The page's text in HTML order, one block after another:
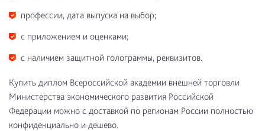
профессии, дата выпуска на выбор;
с приложением и оценками;
с наличием защитной голограммы, реквизитов.
Купить диплом Всероссийской академии внешней торговли
Министерства экономического развития Российской
Федерации можно с доставкой по регионам России полностью
конфиденциально и дешево.